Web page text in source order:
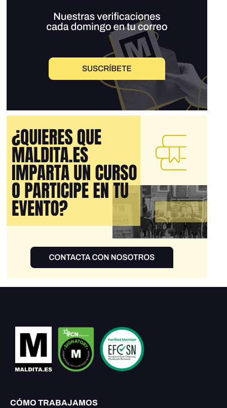
CÓMO TRABAJAMOS